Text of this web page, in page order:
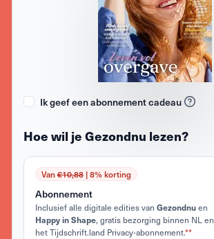
Ik geef een abonnement cadeau
Hoe wil je Gezondnu lezen?
Van€10,88| 8% korting
Abonnement
Inclusief alle digitale edities van Gezondnuen
Happy in Shape, gratis bezorging binnen NL en
het Tijdschrift.land Privacy-abonnement.**